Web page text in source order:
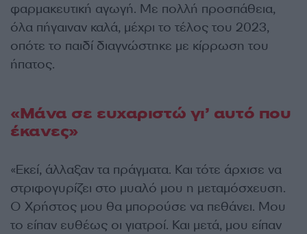
φαρμακευτική αγωγή. Με πολλή προσπάθεια,
όλα πήγαιναν καλά, μέχρι το τέλος του 2023,
οπότε το παιδί διαγνώστηκε με κίρρωση του
ήπατος.
«Μάνα σε ευχαριστώ γι’ αυτό που
έκανες»
«Εκεί, άλλαξαν τα πράγματα. Και τότε άρχισε να
στριφογυρίζει στο μυαλό μου η μεταμόσχευση.
Ο Χρήστος μου θα μπορούσε να πεθάνει. Μου
το είπαν ευθέως οι γιατροί. Και μετά, μου είπαν